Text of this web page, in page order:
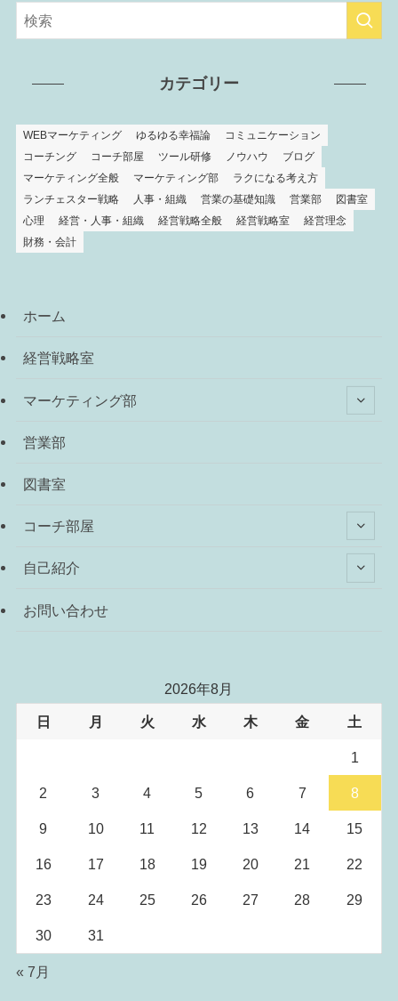
カテゴリー
WEBマーケティング ゆるゆる幸福論
コミュニケーション
コーチング
コーチ部屋 ツール研修 ノウハウ
ブログ
マーケティング全般
マーケティング部
ラクになる考え方
ランチェスター戦略
人事・組織 営業の基礎知識 営業部
図書室
心理
経営・人事・組織 経営戦略全般 経営戦略室
経営理念
財務・会計
ホーム
経営戦略室
マーケティング部
営業部
図書室
コーチ部屋
自己紹介
お問い合わせ
2026年8月
日 月 火 水 木 金 土
1
2 3 4 5 6 7 8
9 10 11 12 13 14 15
16 17 18 19 20 21 22
23 24 25 26 27 28 29
30 31
« 7月